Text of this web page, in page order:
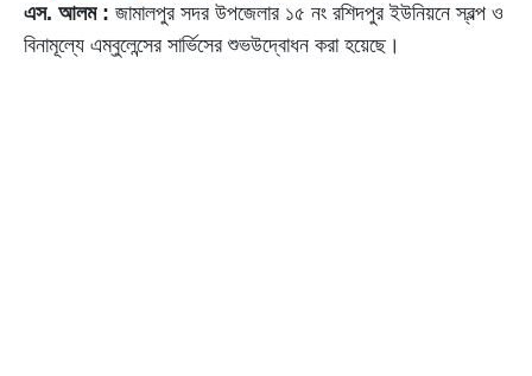
এস. আলম : জামালপুর সদর উপজেলার ১৫ নং রশিদপুর ইউনিয়নে স্বল্প ও
বিনামূল্যে এম্বুলেন্সের সার্ভিসের শুভউদ্বোধন করা হয়েছে।